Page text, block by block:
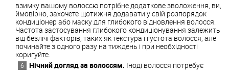
взимку вашому волоссю потрібне додаткове зволоження, ви,
ймовірно, захочете щотижня додавати у свій розпорядок
кондиціонер або маску для глибокого відновлення волосся.
Частота застосування глибокого кондиціонування залежить
від безлічі факторів, таких як текстура і густота волосся, але
починайте з одного разу на тиждень і при необхідності
коригуйте.
Нічний догляд за волоссям. Іноді волосся потребує